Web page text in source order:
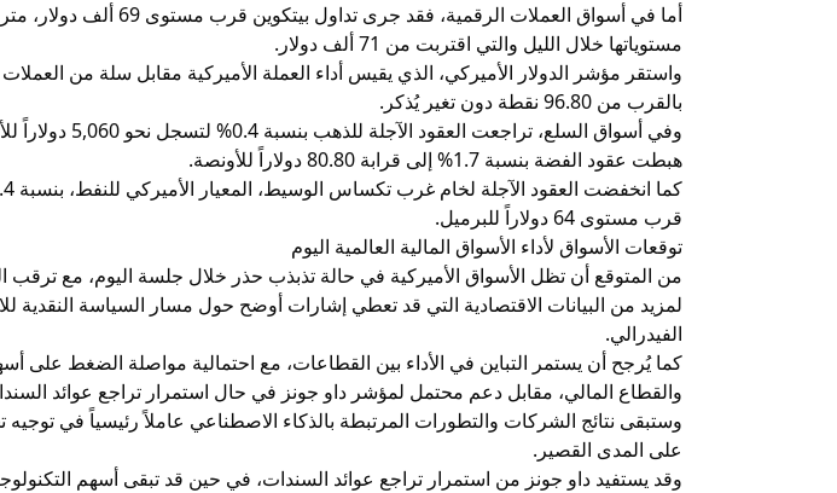
أما في أسواق العملات الرقمية، فقد جرى تداول
مستوياتها خلال الليل والتي اقتربت من 71 ألف دولار.
واستقر مؤشر الدولار الأميركي، الذي يقيس أداء العملة الأميركية مقابل سلة من العملات
بالقرب من 96.80 نقطة دون تغير يُذكر.
وفي أسواق السلع، تراجعت العقود
هبطت عقود الفضة بنسبة 1.7% إلى قرابة 80.80 دولاراً للأونصة.
قرب مستوى 64 دولاراً للبرميل.
توقعات الأسواق لأداء الأسواق المالية العالمية اليوم
من المتوقع أن تظل الأسواق الأميركية في حالة تذبذب حذر خلال جلسة اليوم، مع ترقب
لمزيد من البيانات الاقتصادية التي قد تعطي إشارات أوضح حول مسار السياسة النقدية
الفيدرالي.
كما يُرجح أن يستمر التباين في الأداء بين القطاعات، مع احتمالية مواصلة الضغط على
والقطاع المالي، مقابل دعم محتمل لمؤشر داو جونز في حال استمرار تراجع عوائد
وستبقى نتائج الشركات والتطورات المرتبطة بالذكاء الاصطناعي عاملاً رئيسياً في
على المدى القصير.
وقد يستفيد داو جونز من استمرار تراجع عوائد السندات، في حين قد تبقى أسهم